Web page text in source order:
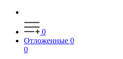
0
Отложенные 0
0